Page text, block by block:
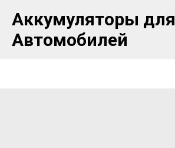
Аккумуляторы для
Автомобилей